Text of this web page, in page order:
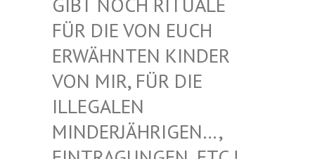
R DIE VON EUCH ER
WÄHNTEN KINDER VO
N MIR, FÜR DIE IL
LEGALEN MI
NDERJÄHRIGEN…, EI